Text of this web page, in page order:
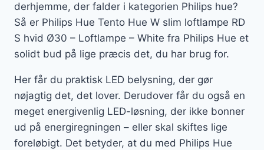
derhjemme, der falder i kategorien Philips hue?
Så er Philips Hue Tento Hue W slim loftlampe RD
S hvid Ø30 – Loftlampe – White fra Philips Hue et
solidt bud på lige præcis det, du har brug for.
Her får du praktisk LED belysning, der gør
nøjagtig det, det lover. Derudover får du også en
meget energivenlig LED-løsning, der ikke bonner
ud på energiregningen – eller skal skiftes lige
foreløbigt. Det betyder, at du med Philips Hue